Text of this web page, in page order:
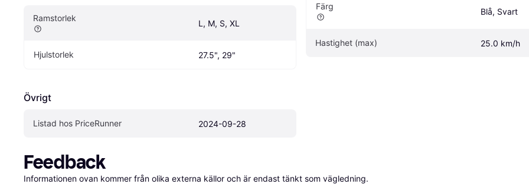
Ramstorlek
L, M, S, XL
Hjulstorlek 27.5", 29"
Övrigt
Listad hos PriceRunner 2024-09-28
Färg
Blå, Svart
Hastighet (max) 25.0 km/h
Feedback
Informationen ovan kommer från olika externa källor och är endast tänkt som vägledning.